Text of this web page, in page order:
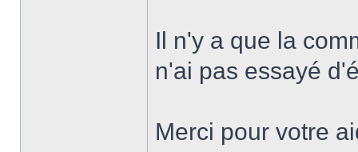
Il n'y a que la
n'ai pas essayé
Merci pour votre